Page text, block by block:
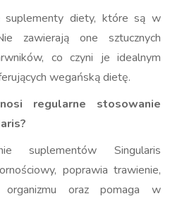
suplementy diety, które są w
zawierają one sztucznych
co czyni je idealnym
wegańską dietę.
regularne stosowanie
suplementów Singularis
poprawia trawienie,
organizmu oraz pomaga w